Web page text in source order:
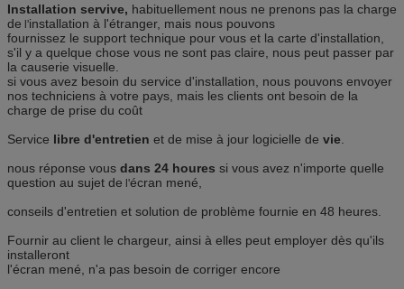
Installation servive, habituellement nous ne prenons pas la charge
de l'installation à l'étranger, mais nous pouvons
fournissez le support technique pour vous et la carte d'installation,
s'il y a quelque chose vous ne sont pas claire, nous peut passer par
la causerie visuelle.
si vous avez besoin du service d'installation, nous pouvons envoyer
nos techniciens à votre pays, mais les clients ont besoin de la
charge de prise du coût
Service libre d'entretien et de mise à jour logicielle de vie
nous réponse vous dans 24 houres si vous avez n'importe quelle
question au sujet de l'écran mené,
conseils d'entretien et solution de problème fournie en 48 heures.
Fournir au client le chargeur, ainsi à elles peut employer dès qu'ils
installeront
l'écran mené, n'a pas besoin de corriger encore